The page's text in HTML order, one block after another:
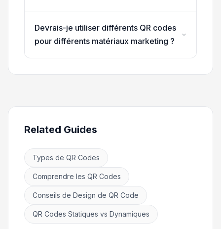
Devrais-je utiliser différents QR codes
pour différents matériaux marketing ?
Related Guides
Types de QR Codes
Comprendre les QR Codes
Conseils de Design de QR Code
QR Codes Statiques vs Dynamiques